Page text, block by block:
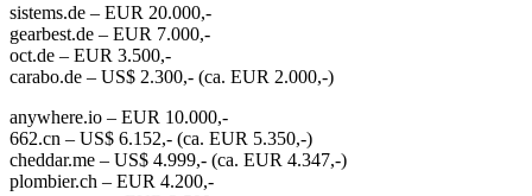
sistems.de – EUR 20.000,-
gearbest.de – EUR 7.000,-
oct.de – EUR 3.500,-
carabo.de – US$ 2.300,- (ca. EUR 2.000,-)
anywhere.io – EUR 10.000,-
662.cn – US$ 6.152,- (ca. EUR 5.350,-)
cheddar.me – US$ 4.999,- (ca. EUR 4.347,-)
plombier.ch – EUR 4.200,-